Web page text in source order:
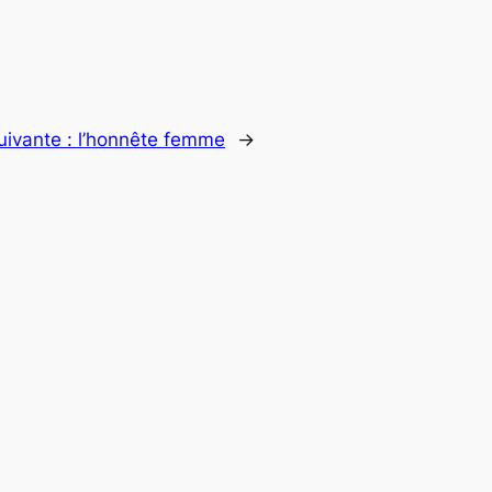
: l’honnête femme →